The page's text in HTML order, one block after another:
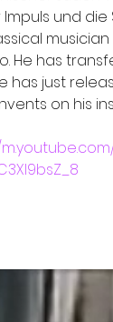
und
He has
has just
on his